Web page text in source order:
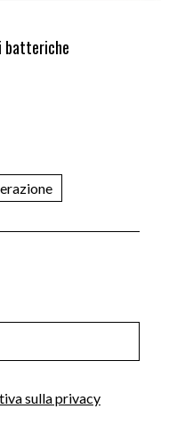
batteriche
sulla privacy